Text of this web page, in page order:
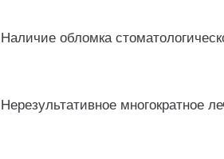
Наличие обломка
Нерезультативное многократное